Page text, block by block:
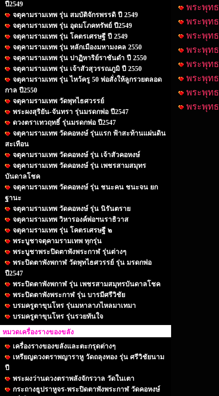
ปี2549
จตุคามรามเทพ รุ่น สมบัติจักรพรรดิ ปี 2549
จตุคามรามเทพ รุ่น อุดมโภคทรัพย์ ปี2549
จตุคามรามเทพ รุ่น โคตรเศรษฐี ปี 2549
จตุคามรามเทพ รุ่น หลักเมืองมหามงคล 2550
จตุคามรามเทพ รุ่น ปาฏิหาริย์ราชันดำ ปี 2550
จตุคามรามเทพ รุ่น เจ้าสัวสุวรรณภูมิ ปี 2550
จตุคามรามเทพ รุ่น ไหว้ครู 50 พ่อสั่งให้ลูกรวยตลอด
กาล ปี2550
จตุคามรามเทพ วัดพุทไธศวรรย์
พระผงสุริยัน-จันทรา รุ่นมรดกพ่อ ปี2547
ดวงตราเทวฤทธิ์ รุ่นมรดกพ่อ ปี2547
จตุคามรามเทพ วัดคอหงษ์ รุ่นแรก ฟ้าสะท้านแผ่นดิน
สะเทือน
จตุคามรามเทพ วัดคอหงษ์ รุ่น เจ้าสัวคอหงษ์
จตุคามรามเทพ วัดคอหงษ์ รุ่น เพชรสามสมุทร
บันดาลโชค
จตุคามรามเทพ วัดคอหงษ์ รุ่น ชนะคน ชนะจน ยก
ฐานะ
จตุคามรามเทพ วัดคอหงษ์ รุ่น นิรันตราย
จตุคามรามเทพ วิหารองค์พ่อฯนราธิวาส
จตุคามรามเทพ รุ่น โคตรเศรษฐี ๒
พระบูชาจตุคามรามเทพ ทุกรุ่น
พระบูชาพระปิดตาพังพระกาฬ รุ่นต่างๆ
พระปิดตาพังพกาฬ วัดพุทไธศวรรย์ รุ่น มรดกพ่อ
ปี2547
พระปิดตาพังพกาฬ รุ่น เพชรสามสมุทรบันดาลโชค
พระปิดตาพังพระกาฬ รุ่น บารมีศรีวิชัย
บรมครูตาขุนโหร รุ่นมหาลาภไหลมาเทมา
บรมครูตาขุนโหร รุ่นรวยทันใจ
หมวดเครื่องรางของขลัง
เครื่องรางของขลังและตะกรุดต่างๆ
เหรียญดวงตราพญาราหู วัดถลุงทอง รุ่น ศรีวิชัยนาม
ปี
พระผงว่านดวงตราพลังจักรวาล วัดในเตา
กระถางธูปราหูจร-พระปิดตาพังพระกาฬ วัดคอหงษ์
พระพุท
พระพุท
พระพุท
พระพุท
พระพุท
พระพุท
พระพุท
พระพุท